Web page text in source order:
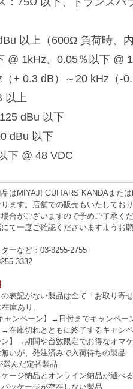
以上（600Ω 負荷時、
@ 1kHz、0.05％以下 @
+ 0.3 dB）～20 kHz（-
以上
dBu 以下
dBu 以下
下 @ 48 VDC
はMIYAJI GUITARS KANDAまた
ます。店舗での販売もいたしてお
合がございますので予めご了承くだ
て一度ご確認くださいますようお
ーなど：03-3255-2755
3332
表記がない製品は全て「お取り寄
庫あり。
ャンペーン】→日付までキャンペー
→在庫切れとともに終了するキャン
ン】→期間や台数限定でお得なオマ
いが、発注済みで入荷待ちの製品
選んだ定番製品
ージ納品とオンライン納品が選べ
ッケージが存在しない製品